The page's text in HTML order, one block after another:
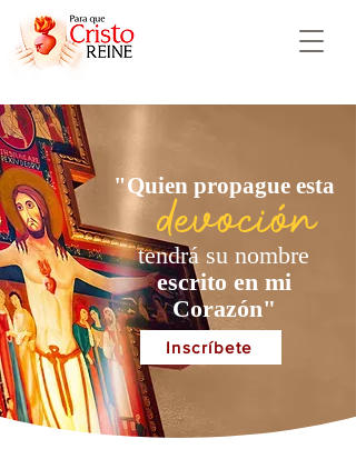
"Quien propague esta
devoción
tendrá su nombre
escrito en mi
Corazón"
Inscríbete